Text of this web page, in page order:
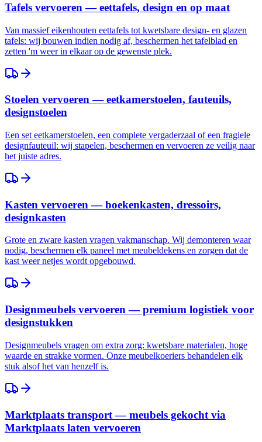
Tafels vervoeren — eettafels, design en op maat
Van massief eikenhouten eettafels tot kwetsbare design- en glazen
tafels: wij bouwen indien nodig af, beschermen het tafelblad en
zetten 'm weer in elkaar op de gewenste plek.
Stoelen vervoeren — eetkamerstoelen, fauteuils,
designstoelen
Een set eetkamerstoelen, een complete vergaderzaal of een fragiele
designfauteuil: wij stapelen, beschermen en vervoeren ze veilig naar
het juiste adres.
Kasten vervoeren — boekenkasten, dressoirs,
designkasten
Grote en zware kasten vragen vakmanschap. Wij demonteren waar
nodig, beschermen elk paneel met meubeldekens en zorgen dat de
kast weer netjes wordt opgebouwd.
Designmeubels vervoeren — premium logistiek voor
designstukken
Designmeubels vragen om extra zorg: kwetsbare materialen, hoge
waarde en strakke vormen. Onze meubelkoeriers behandelen elk
stuk alsof het van henzelf is.
Marktplaats transport — meubels gekocht via
Marktplaats laten vervoeren